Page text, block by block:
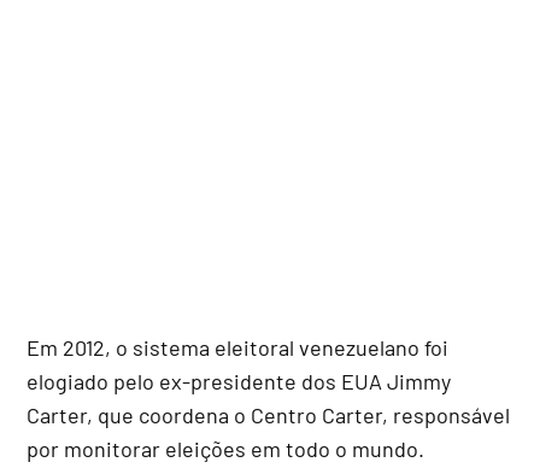
Em 2012, o sistema eleitoral venezuelano foi
elogiado pelo ex-presidente dos EUA Jimmy
Carter, que coordena o Centro Carter, responsável
por monitorar eleições em todo o mundo.